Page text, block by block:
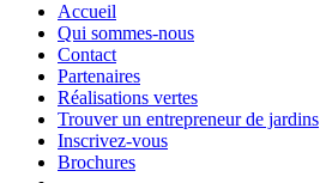
Accueil
Qui sommes-nous
Contact
Partenaires
Réalisations vertes
Trouver un entrepreneur de jardins
Inscrivez-vous
Brochures